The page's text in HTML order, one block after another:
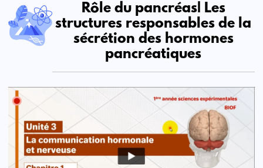
Rôle du pancréas| Les
structures responsables de la
sécrétion des hormones
pancréatiques